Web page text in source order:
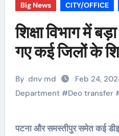
Big News CITY/OFFICE
शिक्षा विभाग में
गए कई जिलों के
By dnv md Feb 24,
Department#Deo transfer
पटना और समस्तीपुर समेत कई